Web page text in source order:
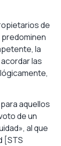
de
la
las
aquellos
de un
al que
[STS